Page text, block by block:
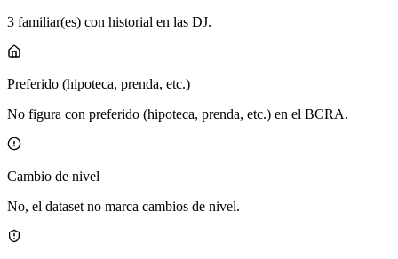
3 familiar(es) con historial en las DJ.
Preferido (hipoteca, prenda, etc.)
No figura con preferido (hipoteca, prenda, etc.) en el BCRA.
Cambio de nivel
No, el dataset no marca cambios de nivel.